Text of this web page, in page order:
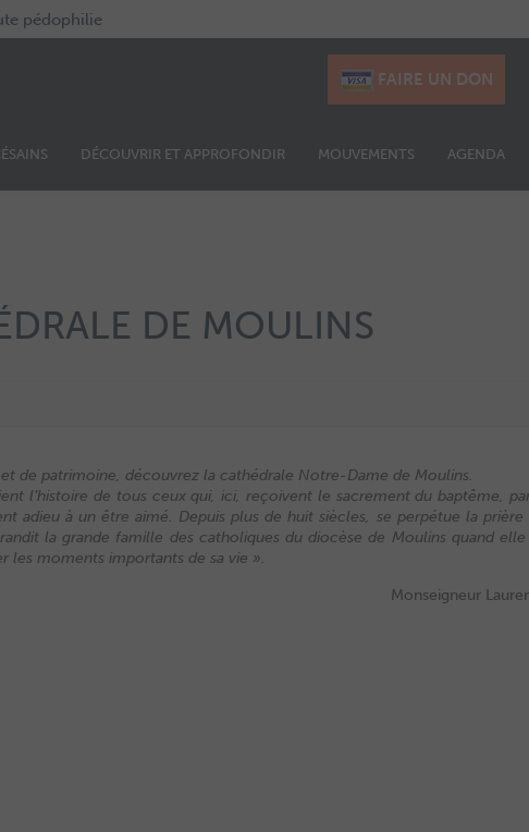
pédophilie
FAIRE UN DON
DÉCOUVRIR ET APPROFONDIR MOUVEMENTS AGENDA
DE MOULINS
et de patrimoine, découvrez la cathédrale Notre-Dame de Moulins.
l’histoire de tous ceux qui, ici, reçoivent le sacrement du baptême,
adieu à un être aimé. Depuis plus de huit siècles, se perpétue la
la grande famille des catholiques du diocèse de Moulins quand elle
les moments importants de sa vie ».
Monseigneur